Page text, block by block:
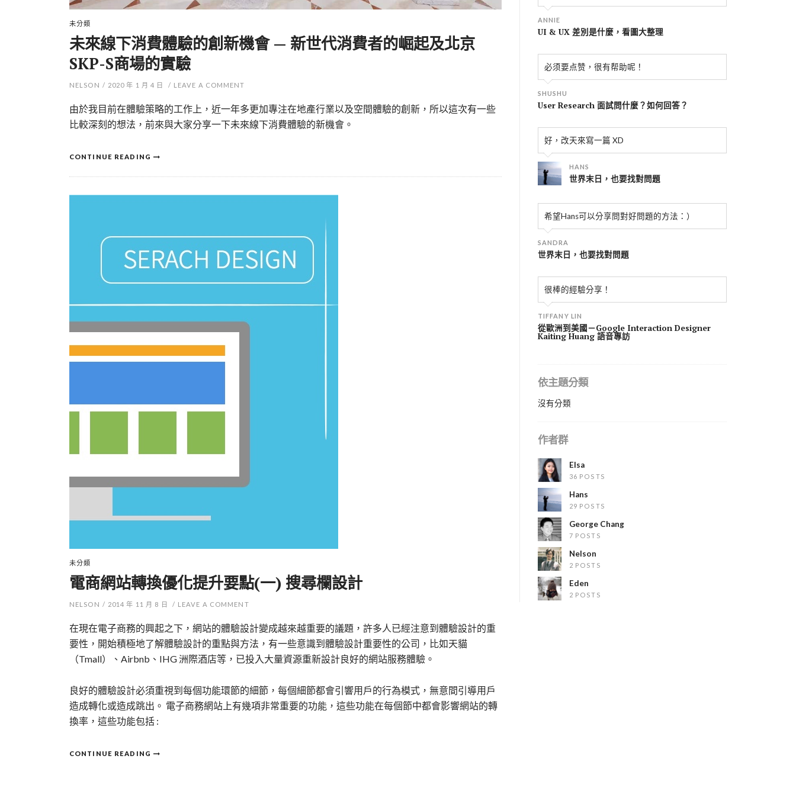
未分類
未來線下消費體驗的創新機會 — 新世代消費者的崛起及北京
SKP-S商場的實驗
NELSON / 2020 年 1 月 4 日 / LEAVE A COMMENT
由於我目前在體驗策略的工作上，近一年多更加專注在地產行業以及空間體驗的創新，所以這次有一些
比較深刻的想法，前來與大家分享一下未來線下消費體驗的新機會。
CONTINUE READING
未分類
電商網站轉換優化提升要點(一) 搜尋欄設計
NELSON / 2014 年 11 月 8 日 / LEAVE A COMMENT
在現在電子商務的興起之下，網站的體驗設計變成越來越重要的議題，許多人已經注意到體驗設計的重
要性，開始積極地了解體驗設計的重點與方法，有一些意識到體驗設計重要性的公司，比如天貓
（Tmall）、Airbnb、IHG 洲際酒店等，已投入大量資源重新設計良好的網站服務體驗。
良好的體驗設計必須重視到每個功能環節的細節，每個細節都會引響用戶的行為模式，無意間引導用戶
造成轉化或造成跳出。 電子商務網站上有幾項非常重要的功能，這些功能在每個節中都會影響網站的轉
換率，這些功能包括 :
CONTINUE READING
ANNIE
UI & UX 差別是什麼，看圖大整理
必须要点赞，很有帮助呢！
SHUSHU
User Research 面試問什麼？如何回答？
好，改天來寫一篇 XD
HANS
世界末日，也要找對問題
希望Hans可以分享問對好問題的方法：）
SANDRA
世界末日，也要找對問題
很棒的經驗分享！
TIFFANY LIN
從歐洲到美國－Google Interaction Designer
Kaiting Huang 語音專訪
依主題分類
沒有分類
作者群
Elsa
36 POSTS
Hans
29 POSTS
George Chang
7 POSTS
Nelson
2 POSTS
Eden
2 POSTS